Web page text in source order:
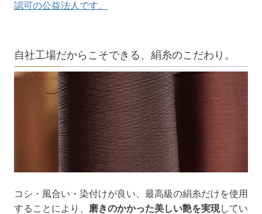
認可の公益法人です。
自社工場だからこそできる、絹糸のこだわり。
コシ・風合い・染付けが良い、最高級の絹糸だけを使用
することにより、 磨きのかかった美しい艶を実現してい